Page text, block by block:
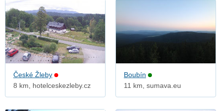
České Žleby
8 km, hotelceskezleby.cz
Boubín
11 km, sumava.eu